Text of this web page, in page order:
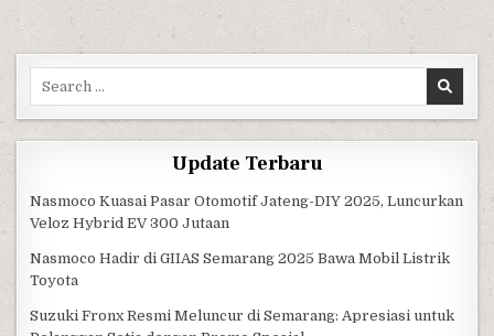
Update Terbaru
Nasmoco Kuasai Pasar Otomotif Jateng-DIY 2025, Luncurkan
Veloz Hybrid EV 300 Jutaan
Nasmoco Hadir di GIIAS Semarang 2025 Bawa Mobil Listrik
Toyota
Suzuki Fronx Resmi Meluncur di Semarang: Apresiasi untuk